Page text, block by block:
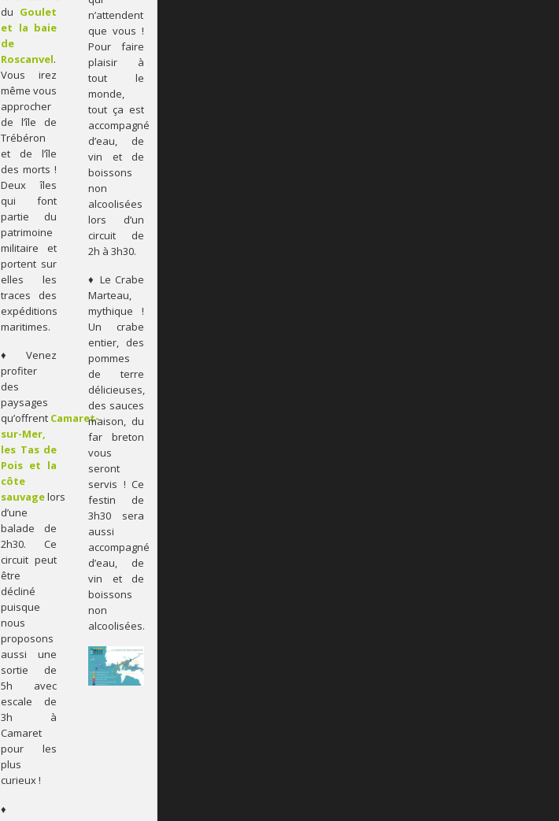
du Goulet
et la baie
de
Roscanvel.
Vous irez
même vous
approcher
de l’île de
Trébéron
et de l’île
des morts !
Deux îles
qui font
partie du
patrimoine
militaire et
portent sur
elles les
traces des
expéditions
maritimes.
♦ Venez
profiter
des
paysages
qu’offrent Camaret-
sur-Mer,
les Tas de
Pois et la
côte
sauvagelors
d’une
balade de
2h30. Ce
circuit peut
être
décliné
puisque
nous
proposons
aussi une
sortie de
5h avec
escale de
3h à
Camaret
pour les
plus
curieux !
♦
n’attendent
que vous !
Pour faire
plaisir à
tout le
monde,
tout ça est
accompagné
d’eau, de
vin et de
boissons
non
alcoolisées
lors d’un
circuit de
2h à 3h30.
♦ Le Crabe
Marteau,
mythique !
Un crabe
entier, des
pommes
de terre
délicieuses,
des sauces
maison, du
far breton
vous
seront
servis ! Ce
festin de
3h30 sera
aussi
accompagné
d’eau, de
vin et de
boissons
non
alcoolisées.